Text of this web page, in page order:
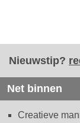
Nieuwstip?
Net binnen
Creatieve